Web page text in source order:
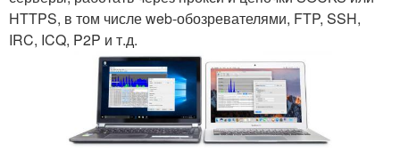
HTTPS, в том числе web-обозревателями, FTP, SSH,
IRC, ICQ, P2P и т.д.